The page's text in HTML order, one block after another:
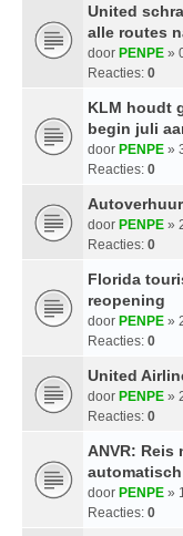
United
alle routes
door PENPE »
Reacties: 0
KLM houdt
begin juli
door PENPE »
Reacties: 0
door PENPE »
Reacties: 0
Florida
reopening
door PENPE »
Reacties: 0
United
door PENPE »
Reacties: 0
ANVR: Reis
door PENPE »
Reacties: 0